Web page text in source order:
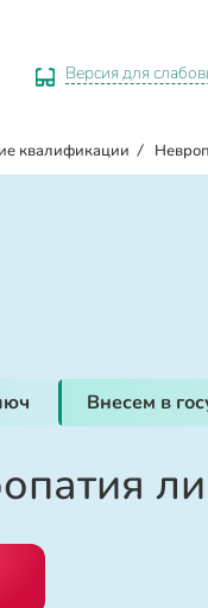
Версия для
квалификации /
Внесем в